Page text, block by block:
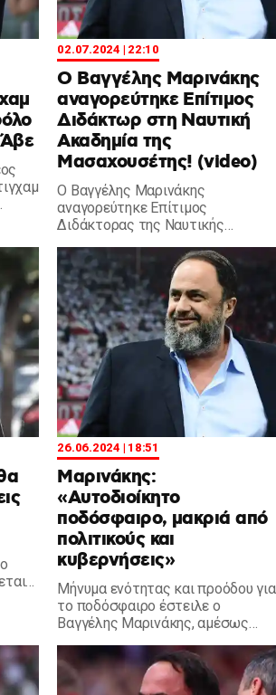
02.07.2024 | 22:10
Ο Βαγγέλης Μαρινάκης
αναγορεύτηκε Επίτιμος
Διδάκτωρ στη Ναυτική
Ακαδημία της
Μασαχουσέτης! (video)
Ο Βαγγέλης Μαρινάκης
αναγορεύτηκε Επίτιμος
Διδάκτορας της Ναυτικής
στο πρόγραμμα Διοίκησης
Επιχειρήσεων!
26.06.2024 | 18:51
Μαρινάκης:
«Αυτοδιοίκητο
ποδόσφαιρο, μακριά από
πολιτικούς και
κυβερνήσεις»
Μήνυμα ενότητας και προόδου για
το ποδόσφαιρο έστειλε ο
Βαγγέλης Μαρινάκης, αμέσως
της Stoiximan Super League.